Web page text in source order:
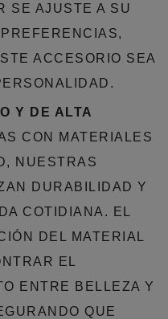
SE AJUSTE A SU
ACCESORIO SEA
Y DE ALTA
CON MATERIALES
NUESTRAS
DURABILIDAD Y
COTIDIANA. EL
DEL MATERIAL
EL
ENTRE BELLEZA Y
QUE